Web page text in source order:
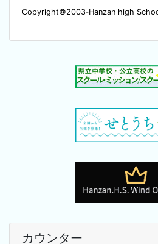
Copyright©2003‐Hanzan high
カウンター